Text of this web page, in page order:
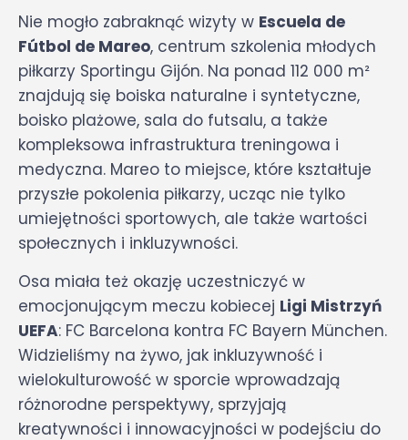
Nie mogło zabraknąć wizyty w Escuela de
Fútbol de Mareo, centrum szkolenia młodych
piłkarzy Sportingu Gijón. Na ponad 112 000 m²
znajdują się boiska naturalne i syntetyczne,
boisko plażowe, sala do futsalu, a także
kompleksowa infrastruktura treningowa i
medyczna. Mareo to miejsce, które kształtuje
przyszłe pokolenia piłkarzy, ucząc nie tylko
umiejętności sportowych, ale także wartości
społecznych i inkluzywności.
Osa miała też okazję uczestniczyć w
emocjonującym meczu kobiecej Ligi Mistrzyń
UEFA: FC Barcelona kontra FC Bayern München.
Widzieliśmy na żywo, jak inkluzywność i
wielokulturowość w sporcie wprowadzają
różnorodne perspektywy, sprzyjają
kreatywności i innowacyjności w podejściu do